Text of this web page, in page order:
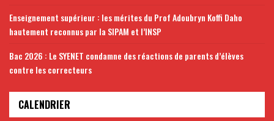
Enseignement supérieur : les mérites du Prof Adoubryn Koffi Daho
hautement reconnus par la SIPAM et l’INSP
Bac 2026 : Le SYENET condamne des réactions de parents d’élèves
contre les correcteurs
CALENDRIER